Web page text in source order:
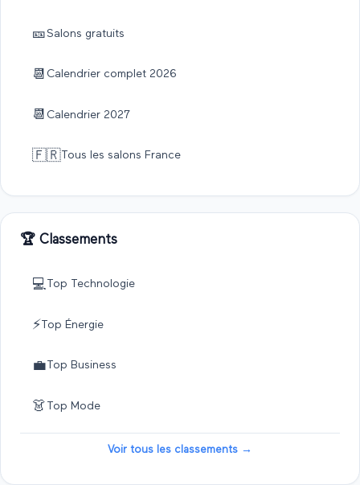
🎫Salons gratuits
📆 Calendrier complet 2026
📆 Calendrier 2027
🇫🇷Tous les salons France
🏆 Classements
💻 Top Technologie
⚡Top Énergie
💼 Top Business
👗 Top Mode
Voir tous les classements →